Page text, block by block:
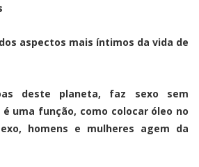
aspectos mais íntimos da vida de
deste planeta, faz sexo sem
uma função, como colocar óleo no
homens e mulheres agem da